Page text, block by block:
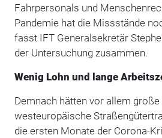
Fahrpersonals und
Pandemie hat die Missstände
fasst IFT Generalsekretär
der Untersuchung zusammen.
Wenig Lohn und lange
Demnach hätten vor allem
westeuropäische
die ersten Monate der Corona-